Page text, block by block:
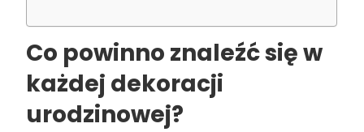
Co powinno znaleźć się w
każdej dekoracji
urodzinowej?